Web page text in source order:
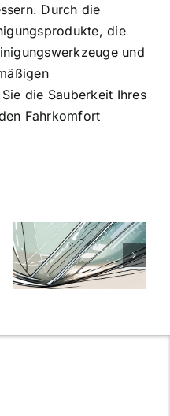
Durch die
die
und
die Sauberkeit Ihres
Fahrkomfort
7
Expertentipps
für maximale